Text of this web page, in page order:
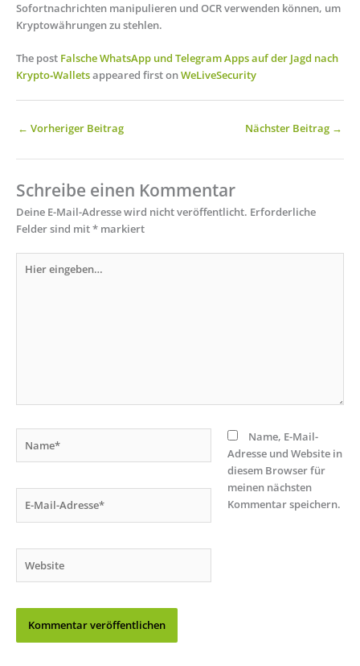
Sofortnachrichten manipulieren und OCR verwenden können, um
Kryptowährungen zu stehlen.
The post Falsche WhatsApp und Telegram Apps auf der Jagd nach
Krypto‑Walletsappeared first onWeLiveSecurity
← Vorheriger Beitrag Nächster Beitrag →
Schreibe einen Kommentar
Deine E-Mail-Adresse wird nicht veröffentlicht. Erforderliche
Felder sind mit* markiert
eingeben…
Mail-
Name, E-Mail-
Adresse und Website in
diesem Browser für
meinen nächsten
Kommentar speichern.